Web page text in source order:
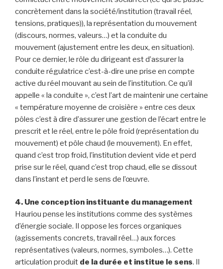
concrètement dans la société/institution (travail réel,
tensions, pratiques)), la représentation du mouvement
(discours, normes, valeurs…) et la conduite du
mouvement (ajustement entre les deux, en situation).
Pour ce dernier, le rôle du dirigeant est d’assurer la
conduite régulatrice c’est-à-dire une prise en compte
active du réel mouvant au sein de l’institution. Ce qu’il
appelle « la conduite », c’est l’art de maintenir une certaine
« température moyenne de croisière » entre ces deux
pôles c’est à dire d’assurer une gestion de l’écart entre le
prescrit et le réel, entre le pôle froid (représentation du
mouvement) et pôle chaud (le mouvement). En effet,
quand c’est trop froid, l’institution devient vide et perd
prise sur le réel, quand c’est trop chaud, elle se dissout
dans l’instant et perd le sens de l’œuvre.
4. Une conception instituante du management
Hauriou pense les institutions comme des systèmes
d’énergie sociale. Il oppose les forces organiques
(agissements concrets, travail réel…) aux forces
représentatives (valeurs, normes, symboles…). Cette
articulation produit de la durée et institue le sens. Il